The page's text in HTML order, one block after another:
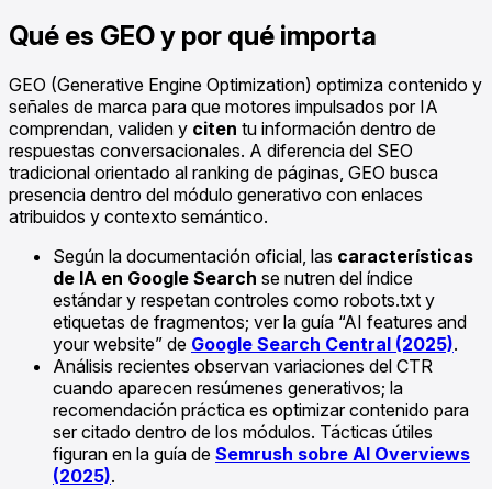
Qué es GEO y por qué importa
GEO (Generative Engine Optimization) optimiza contenido y
señales de marca para que motores impulsados por IA
comprendan, validen y citen tu información dentro de
respuestas conversacionales. A diferencia del SEO
tradicional orientado al ranking de páginas, GEO busca
presencia dentro del módulo generativo con enlaces
atribuidos y contexto semántico.
Según la documentación oficial, las características
de IA en Google Search se nutren del índice
estándar y respetan controles como robots.txt y
etiquetas de fragmentos; ver la guía “AI features and
your website” de Google Search Central (2025).
Análisis recientes observan variaciones del CTR
cuando aparecen resúmenes generativos; la
recomendación práctica es optimizar contenido para
ser citado dentro de los módulos. Tácticas útiles
figuran en la guía de Semrush sobre AI Overviews
(2025).